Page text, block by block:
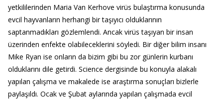
yetkililerinden Maria Van Kerhove virüs bulaştırma konusunda
evcil hayvanların herhangi bir taşıyıcı olduklarının
saptanmadıkları gözlemlendi. Ancak virüs taşıyan bir insan
üzerinden enfekte olabileceklerini söyledi. Bir diğer bilim insanı
Mike Ryan ise onların da bizim gibi bu zor günlerin kurbanı
olduklarını dile getirdi. Science dergisinde bu konuyla alakalı
yapılan çalışma ve makalede ise araştırma sonuçları bizlerle
paylaşıldı. Ocak ve Şubat aylarında yapılan çalışmada evcil